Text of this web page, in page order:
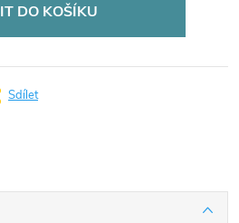
DO KOŠÍKU
Sdílet